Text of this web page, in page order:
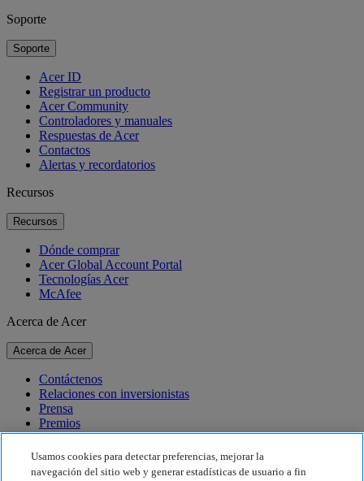
Soporte
Soporte
Acer ID
Registrar un producto
Acer Community
Controladores y manuales
Respuestas de Acer
Contactos
Alertas y recordatorios
Recursos
Recursos
Dónde comprar
Acer Global Account Portal
Tecnologías Acer
McAfee
Acerca de Acer
Acerca de Acer
Contáctenos
Relaciones con inversionistas
Prensa
Premios
Eventos
Sostenibilidad
Usamos cookies para detectar preferencias, mejorar la
navegación del sitio web y generar estadísticas de usuario a fin